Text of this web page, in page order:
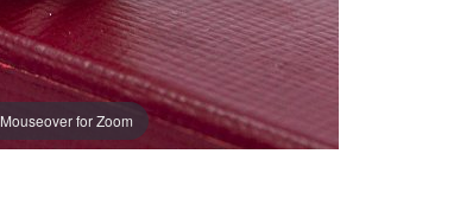
Mouseover for Zoom